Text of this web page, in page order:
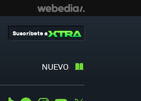
NUEVO
Suscríbete a